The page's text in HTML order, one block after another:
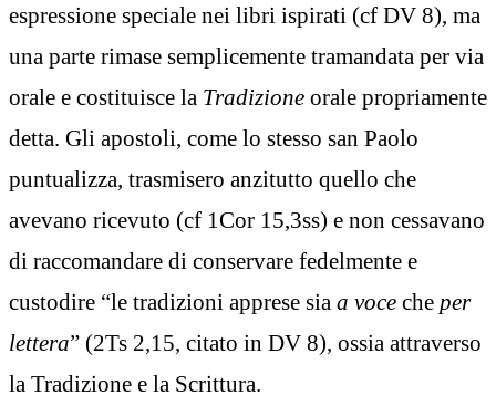
espressione speciale nei libri ispirati (cf DV 8), ma
una parte rimase semplicemente tramandata per via
orale e costituisce la Tradizione orale propriamente
detta. Gli apostoli, come lo stesso san Paolo
puntualizza, trasmisero anzitutto quello che
avevano ricevuto (cf 1Cor 15,3ss) e non cessavano
di raccomandare di conservare fedelmente e
custodire “le tradizioni apprese sia a voce che per
lettera” (2Ts 2,15, citato in DV 8), ossia attraverso
la Tradizione e la Scrittura.